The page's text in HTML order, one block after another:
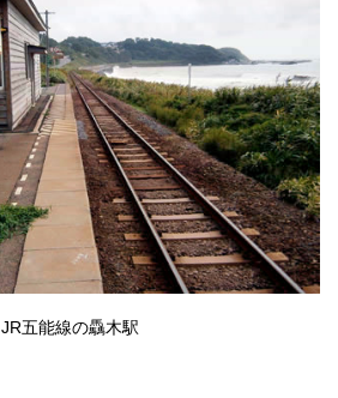
JR五能線の驫木駅